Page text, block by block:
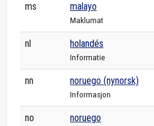
ms malayo
Maklumat
nl holandés
Informatie
nn noruego (nynorsk)
Informasjon
no noruego